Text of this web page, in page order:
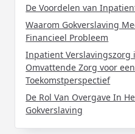
De Voordelen van
Waarom Gokverslaving
Financieel Probleem
Inpatient Verslavingszorg
Omvattende Zorg voor
Toekomstperspectief
De Rol Van Overgave In
Gokverslaving